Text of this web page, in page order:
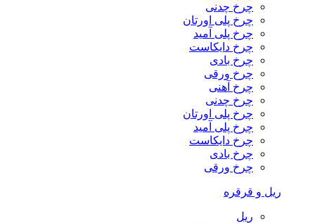
چرخ چدنی
چرخ پلی اورتان
چرخ پلی آمید
چرخ دایکاست
چرخ بادی
چرخ ورقی
چرخ آهنی
چرخ چدنی
چرخ پلی اورتان
چرخ پلی آمید
چرخ دایکاست
چرخ بادی
چرخ ورقی
ریل و قرقره
ریل